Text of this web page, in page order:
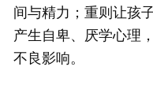
间与精力；重则让孩
产生自卑、厌学心理
不良影响。